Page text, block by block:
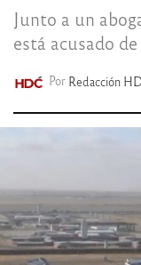
Junto a un
está acusado
Por Redacción